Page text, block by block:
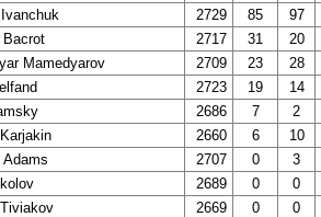
2729 85
97
Bacrot 2717 31
20
Mamedyarov 2709 23
28
2723 19
14
2686 7
2
2660 6
10
Adams 2707 0
3
2689 0
0
2669 0
0